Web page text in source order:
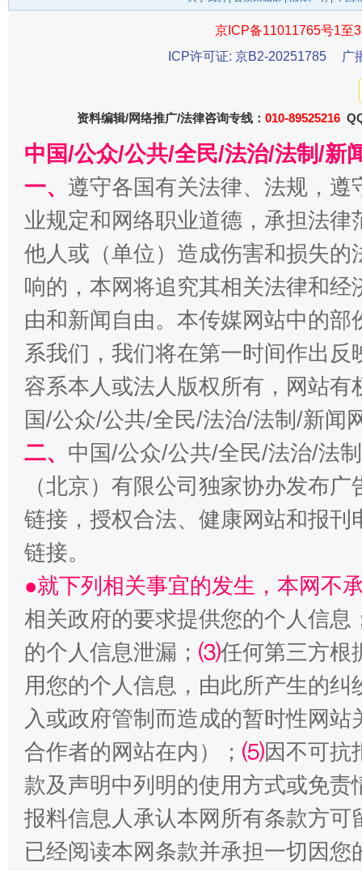
千年窑火 生生不息
揭开“小金库”的免责幌子
全民健身五年计划来了！等你上场
京ICP备11011765号1至
ICP许可证: 京B2-20251785
广
资料编辑/网络推广/法律咨询专线： 010-89525216
中国/公众/公共/全民/法治/法制/新
一、 遵守各国有关法律、法规，
业规定和网络职业道德，承担法
他人或（单位）造成伤害和损失
响的，本网将追究其相关法律和
由和新闻自由。本传媒网站中的
系我们，我们将在第一时间作出
容系本人或法人版权所有，网站
国/公众/公共/全民/法治/法制/新闻
二、 中国/公众/公共/全民/法治/法
（北京）有限公司独家协办发布
链接，授权合法、健康网站和报
链接。
●就下列相关事宜的发生，本网不
相关政府的要求提供您的个人信息
的个人信息泄漏； ⑶任何第三方根
用您的个人信息，由此所产生的纠
入或政府管制而造成的暂时性网
合作者的网站在内）； ⑸因不可抗
款及声明中列明的使用方式或免责
报料信息人承认本网所有条款方
已经阅读本网条款并承担一切因